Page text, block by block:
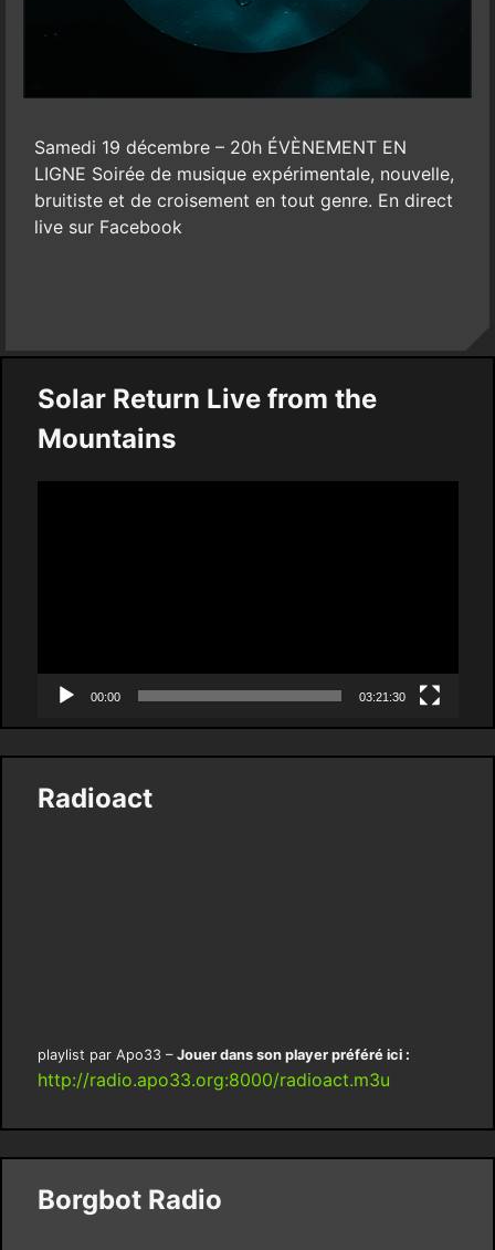
Samedi 19 décembre – 20h ÉVÈNEMENT EN
LIGNE Soirée de musique expérimentale, nouvelle,
bruitiste et de croisement en tout genre. En direct
live sur Facebook
Solar Return Live from the
Mountains
00:00 03:21:30
Radioact
playlist par Apo33 – Jouer dans son player préféré ici :
http://radio.apo33.org:8000/radioact.m3u
Borgbot Radio